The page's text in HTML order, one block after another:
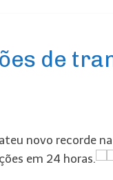
de
novo recorde
em 24 horas.